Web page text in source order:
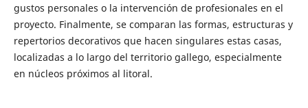
gustos personales o la intervención de profesionales en el
proyecto. Finalmente, se comparan las formas, estructuras y
repertorios decorativos que hacen singulares estas casas,
localizadas a lo largo del territorio gallego, especialmente
en núcleos próximos al litoral.